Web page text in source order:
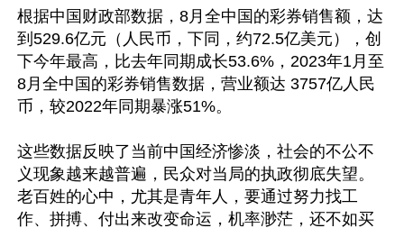
根据中国财政部数据，8月全中国的彩券销售额，达
到529.6亿元（人民币，下同，约72.5亿美元），创
下今年最高，比去年同期成长53.6%，2023年1月至
8月全中国的彩券销售数据，营业额达 3757亿人民
币，较2022年同期暴涨51%。
这些数据反映了当前中国经济惨淡，社会的不公不
义现象越来越普遍，民众对当局的执政彻底失望。
老百姓的心中，尤其是青年人，要通过努力找工
作、拼搏、付出来改变命运，机率渺茫，还不如买